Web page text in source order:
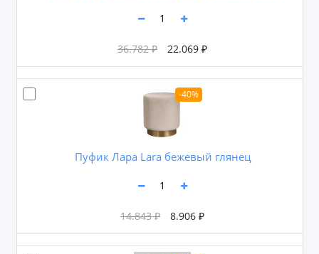
36.782 ₽ 22.069 ₽
-40%
Пуфик Лара Lara бежевый глянец
14.843 ₽ 8.906 ₽